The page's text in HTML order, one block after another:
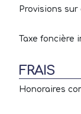
Provisions
Taxe foncière
FRAIS
Honoraires